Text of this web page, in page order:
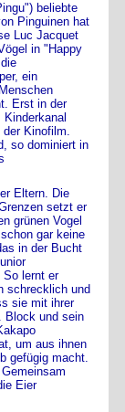
beliebte
Pinguinen hat
Luc Jacquet
in "Happy
ein
Erst in der
der Kinofilm.
so dominiert in
Eltern. Die
setzt er
grünen Vogel
gar keine
in der Bucht
lernt er
schrecklich und
sie mit ihrer
Block und sein
um aus ihnen
gefügig macht.
Eier